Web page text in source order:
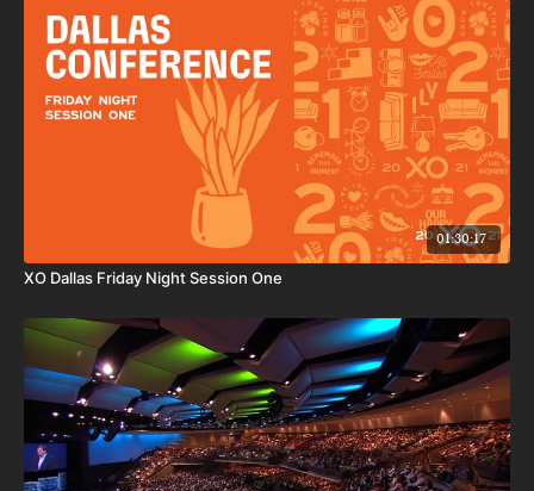
01:30:17
XO Dallas Friday Night Session One